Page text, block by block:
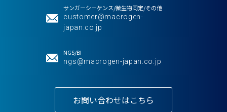
サンガーシーケンス/微生物同定/その他
customer@macrogen-
japan.co.jp
NGS/BI
ngs@macrogen-japan.co.jp
お問い合わせはこちら